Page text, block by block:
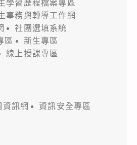
學習歷程檔案專區
事務與轉導工作網
社團選填系統
區
新生專區
線上授課專區
訊網
資訊安全專區